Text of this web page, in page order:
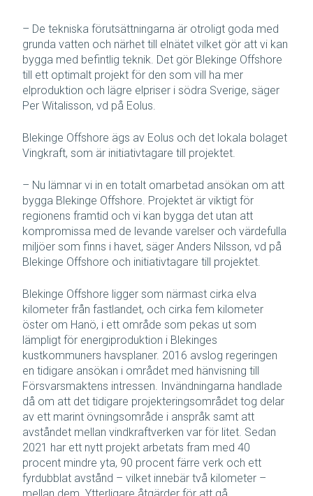
– De tekniska förutsättningarna är otroligt goda med
grunda vatten och närhet till elnätet vilket gör att vi kan
bygga med befintlig teknik. Det gör Blekinge Offshore
till ett optimalt projekt för den som vill ha mer
elproduktion och lägre elpriser i södra Sverige, säger
Per Witalisson, vd på Eolus.
Blekinge Offshore ägs av Eolus och det lokala bolaget
Vingkraft, som är initiativtagare till projektet.
– Nu lämnar vi in en totalt omarbetad ansökan om att
bygga Blekinge Offshore. Projektet är viktigt för
regionens framtid och vi kan bygga det utan att
kompromissa med de levande varelser och värdefulla
miljöer som finns i havet, säger Anders Nilsson, vd på
Blekinge Offshore och initiativtagare till projektet.
Blekinge Offshore ligger som närmast cirka elva
kilometer från fastlandet, och cirka fem kilometer
öster om Hanö, i ett område som pekas ut som
lämpligt för energiproduktion i Blekinges
kustkommuners havsplaner. 2016 avslog regeringen
en tidigare ansökan i området med hänvisning till
Försvarsmaktens intressen. Invändningarna handlade
då om att det tidigare projekteringsområdet tog delar
av ett marint övningsområde i anspråk samt att
avståndet mellan vindkraftverken var för litet. Sedan
2021 har ett nytt projekt arbetats fram med 40
procent mindre yta, 90 procent färre verk och ett
fyrdubblat avstånd – vilket innebär två kilometer –